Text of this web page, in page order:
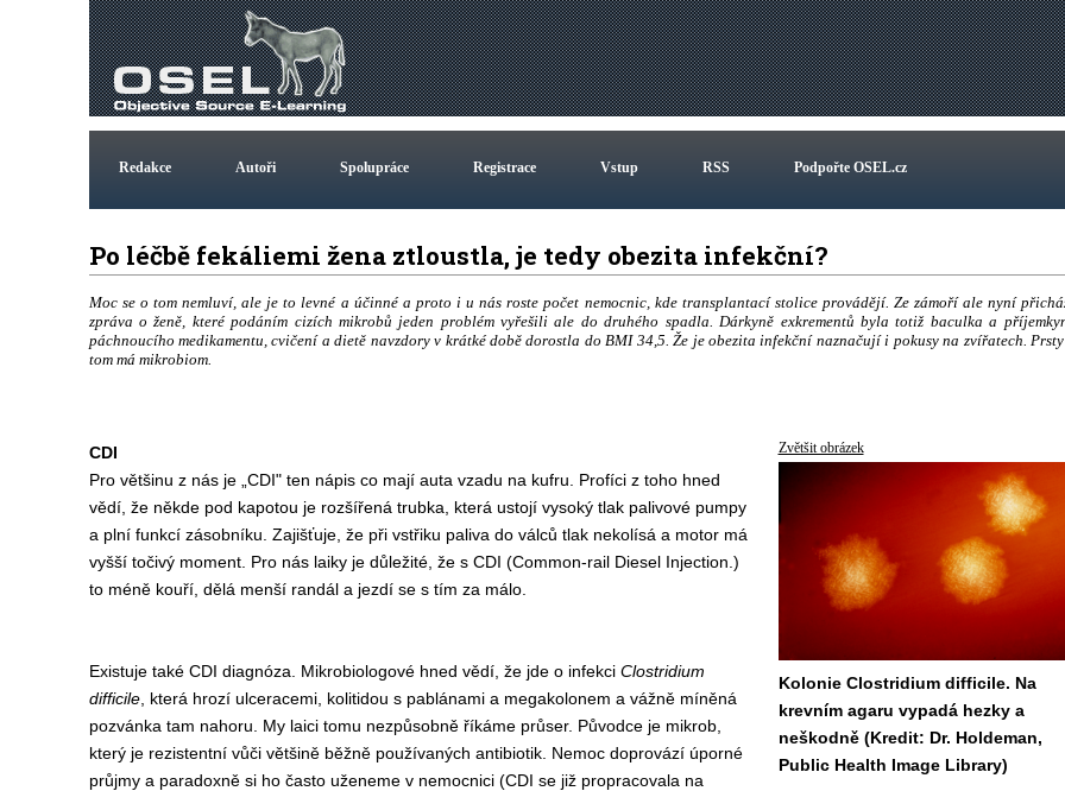
Redakce Autoři Spolupráce Registrace Vstup RSS Podpořte OSEL.cz
Po léčbě fekáliemi žena ztloustla, je tedy obezita infekční?
Moc se o tom nemluví, ale je to levné a účinné a proto i u nás roste počet nemocnic, kde transplantací stolice provádějí. Ze zámoří ale nyní
zpráva o ženě, které podáním cizích mikrobů jeden problém vyřešili ale do druhého spadla. Dárkyně exkrementů byla totiž baculka a
páchnoucího medikamentu, cvičení a dietě navzdory v krátké době dorostla do BMI 34,5. Že je obezita infekční naznačují i pokusy na zvířatech.
tom má mikrobiom.
Zvětšit obrázek
Kolonie Clostridium difficile. Na
krevním agaru vypadá hezky a
neškodně (Kredit: Dr. Holdeman,
Public Health Image Library)
CDI
Pro většinu z nás je „CDI" ten nápis co mají auta vzadu na kufru. Profíci z toho hned
vědí, že někde pod kapotou je rozšířená trubka, která ustojí vysoký tlak palivové pumpy
a plní funkcí zásobníku. Zajišťuje, že při vstřiku paliva do válců tlak nekolísá a motor má
vyšší točivý moment. Pro nás laiky je důležité, že s CDI (Common-rail Diesel Injection.)
to méně kouří, dělá menší randál a jezdí se s tím za málo.
Existuje také CDI diagnóza. Mikrobiologové hned vědí, že jde o infekci Clostridium
difficile, která hrozí ulceracemi, kolitidou s pablánami a megakolonem a vážně míněná
pozvánka tam nahoru. My laici tomu nezpůsobně říkáme průser. Původce je mikrob,
který je rezistentní vůči většině běžně používaných antibiotik. Nemoc doprovází úporné
průjmy a paradoxně si ho často uženeme v nemocnici (CDI se již propracovala na